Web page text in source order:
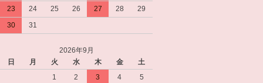
23
24 25 26 27 28
29
30
31
2026年9月
日
月 火 水 木 金
土
1
2 3 4
5